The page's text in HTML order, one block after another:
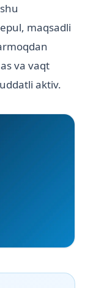
maqsadli
va vaqt
aktiv.